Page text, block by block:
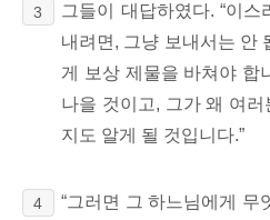
3
그들이 대답하였다. “이
내려면, 그냥 보내서는 안
게 보상 제물을 바쳐야 합
나을 것이고, 그가 왜 여
지도 알게 될 것입니다.”
4
“그러면 그 하느님에게 무